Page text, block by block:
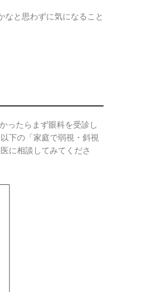
なと思わずに気になること
ったらまず眼科を受診し
下の「家庭で弱視・斜視
に相談してみてくださ